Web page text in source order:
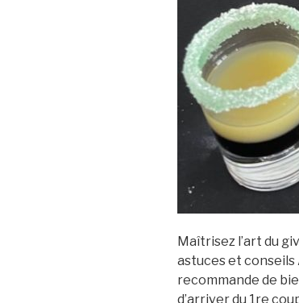
Maîtrisez l’art du
astuces et conseils
recommande de
d’arriver du 1re